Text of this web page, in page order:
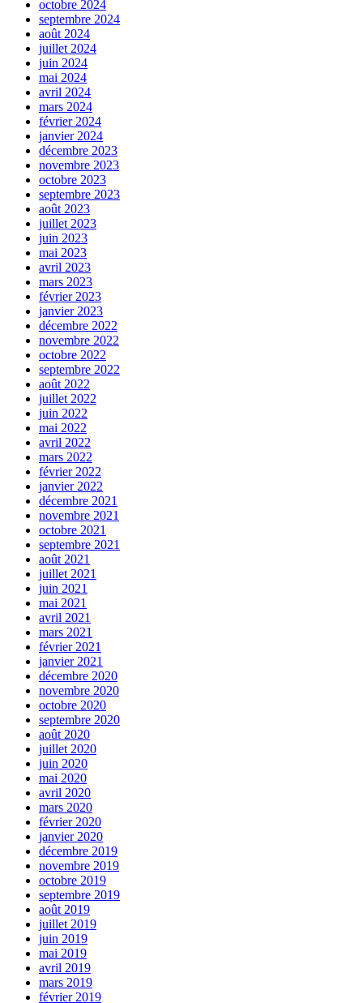
octobre 2024
septembre 2024
août 2024
juillet 2024
juin 2024
mai 2024
avril 2024
mars 2024
février 2024
janvier 2024
décembre 2023
novembre 2023
octobre 2023
septembre 2023
août 2023
juillet 2023
juin 2023
mai 2023
avril 2023
mars 2023
février 2023
janvier 2023
décembre 2022
novembre 2022
octobre 2022
septembre 2022
août 2022
juillet 2022
juin 2022
mai 2022
avril 2022
mars 2022
février 2022
janvier 2022
décembre 2021
novembre 2021
octobre 2021
septembre 2021
août 2021
juillet 2021
juin 2021
mai 2021
avril 2021
mars 2021
février 2021
janvier 2021
décembre 2020
novembre 2020
octobre 2020
septembre 2020
août 2020
juillet 2020
juin 2020
mai 2020
avril 2020
mars 2020
février 2020
janvier 2020
décembre 2019
novembre 2019
octobre 2019
septembre 2019
août 2019
juillet 2019
juin 2019
mai 2019
avril 2019
mars 2019
février 2019